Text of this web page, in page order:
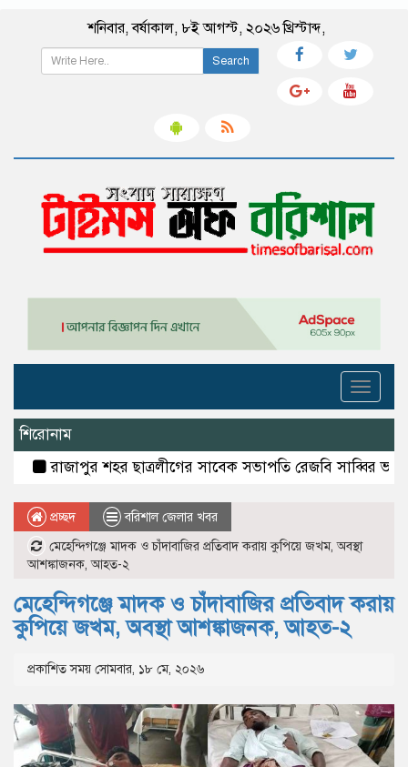
শনিবার,বর্ষাকাল, ৮ই আগস্ট, ২০২৬ খ্রিস্টাব্দ,
Search
Toggle
শিরোনাম
রাজাপুর শহর ছাত্রলীগের সাবেক সভাপতি রেজবি সাব্বির ভান্ডারিয়ায়
প্রচ্ছদ
বরিশাল জেলার খবর
মেহেন্দিগঞ্জে মাদক ও চাঁদাবাজির প্রতিবাদ করায় কুপিয়ে জখম, অবস্থা
আশঙ্কাজনক, আহত-২
মেহেন্দিগঞ্জে মাদক ও চাঁদাবাজির প্রতিবাদ করায়
কুপিয়ে জখম, অবস্থা আশঙ্কাজনক, আহত-২
প্রকাশিত সময় সোমবার, ১৮ মে, ২০২৬